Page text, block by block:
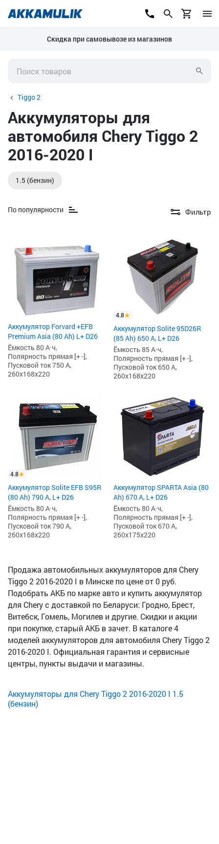
Скидка при самовывозе из магазинов
Tiggo 2
Аккумуляторы для
автомобиля Chery Tiggo 2
2016-2020 I
1.5 (бензин)
По популярности Фильтр
Аккумулятор Forvard +EFB
Premium Asia (80 Ah) L+ D26
Ёмкость 80 А·ч,
Полярность прямая [+ -],
Пусковой ток 750 А,
260x168x220
4.8
Аккумулятор Solite 95D26R
(85 Ah) 650 А, L+ D26
Ёмкость 85 А·ч,
Полярность прямая [+ -],
Пусковой ток 650 А,
260x168x220
4.8
Аккумулятор Solite EFB S95R
(80 Ah) 790 А, L+ D26
Ёмкость 80 А·ч,
Полярность прямая [+ -],
Пусковой ток 790 А,
260x168x220
Аккумулятор SPARTA Asia (80
Ah) 670 А, L+ D26
Ёмкость 80 А·ч,
Полярность прямая [+ -],
Пусковой ток 670 А,
260x175x220
Продажа автомобильных аккумуляторов для Chery
Tiggo 2 2016-2020 I в Минске по цене от 0 руб.
Подобрать АКБ по марке авто и купить аккумулятор
для Chery с доставкой по Беларуси: Гродно, Брест,
Витебск, Гомель, Могилев и другие. Скидки и акции
при покупке, старый АКБ в зачет. В каталоге 4
моделей аккумуляторов для автомобиля Chery Tiggo 2
2016-2020 I. Официальная гарантия и сервисные
центры, пункты выдачи и магазины.
Аккумуляторы для Chery Tiggo 2 2016-2020 I 1.5
(бензин)